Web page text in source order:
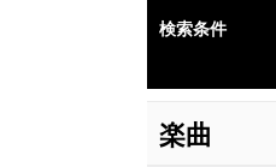
検索条件
楽曲